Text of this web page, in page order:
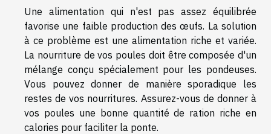
Une alimentation qui n'est pas assez équilibrée
favorise une faible production des œufs. La solution
à ce problème est une alimentation riche et variée.
La nourriture de vos poules doit être composée d'un
mélange conçu spécialement pour les pondeuses.
Vous pouvez donner de manière sporadique les
restes de vos nourritures. Assurez-vous de donner à
vos poules une bonne quantité de ration riche en
calories pour faciliter la ponte.